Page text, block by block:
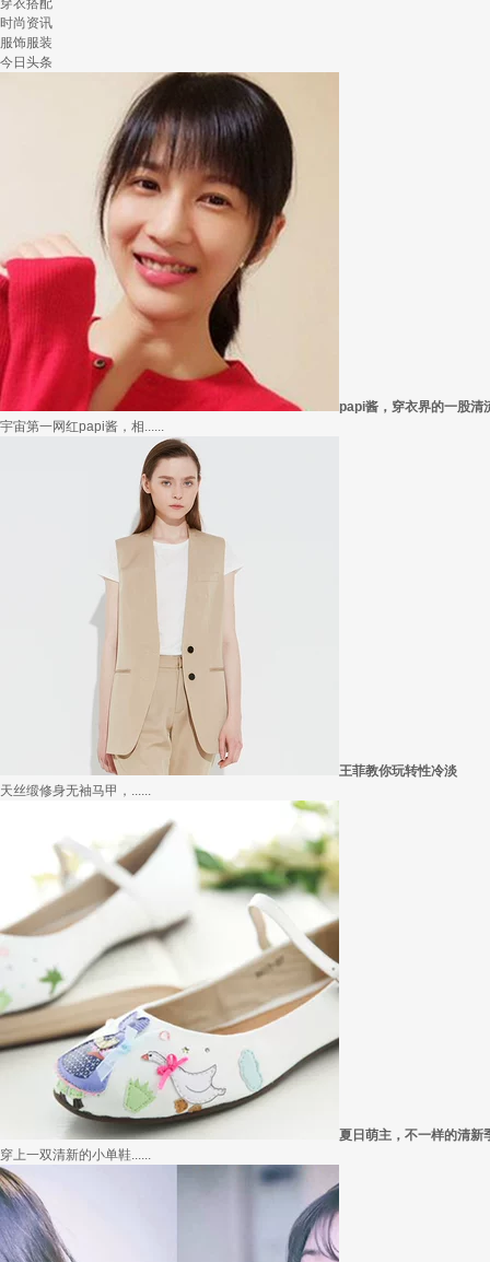
穿衣搭配
时尚资讯
服饰服装
今日头条
papi酱，穿衣界的一股清
宇宙第一网红papi酱，相......
王菲教你玩转性冷淡
天丝缎修身无袖马甲，......
夏日萌主，不一样的清新
穿上一双清新的小单鞋......